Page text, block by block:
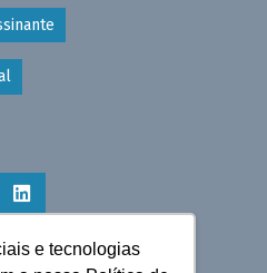
e tecnologias